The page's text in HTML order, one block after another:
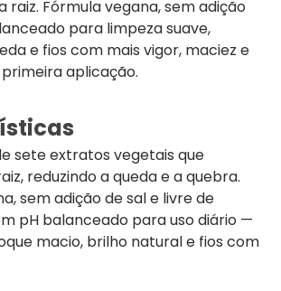
raiz. Fórmula vegana, sem adição
para limpeza suave,
e fios com mais vigor, maciez e
aplicação.
sete extratos vegetais que
reduzindo a queda e a quebra.
sem adição de sal e livre de
pH balanceado para uso diário —
macio, brilho natural e fios com